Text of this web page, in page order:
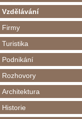
Vzdělávání
Firmy
Turistika
Podnikání
Rozhovory
Architektura
Historie